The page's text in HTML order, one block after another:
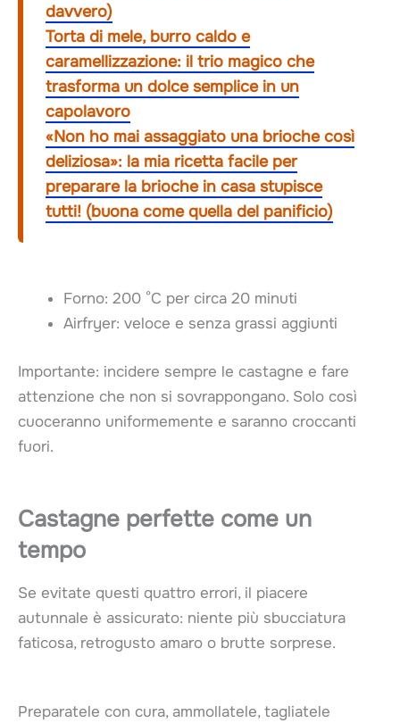
davvero)
Torta di mele, burro caldo e
caramellizzazione: il trio magico che
trasforma un dolce semplice in un
capolavoro
«Non ho mai assaggiato una brioche così
deliziosa»: la mia ricetta facile per
preparare la brioche in casa stupisce
tutti! (buona come quella del panificio)
Forno: 200 °C per circa 20 minuti
Airfryer: veloce e senza grassi aggiunti
Importante: incidere sempre le castagne e fare
attenzione che non si sovrappongano. Solo così
cuoceranno uniformemente e saranno croccanti
fuori.
Castagne perfette come un
tempo
Se evitate questi quattro errori, il piacere
autunnale è assicurato: niente più sbucciatura
faticosa, retrogusto amaro o brutte sorprese.
Preparatele con cura, ammollatele, tagliatele